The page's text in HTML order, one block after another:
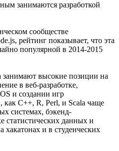
занимаются разработкой
сообществе
рейтинг показывает, что эта
популярной в 2014-2015
высокие позиции на
в веб-разработке,
и создании игр
как C++, R, Perl, и Scala чаще
системах, бэкенд-
статистических данных и
хакатонах и в студенческих